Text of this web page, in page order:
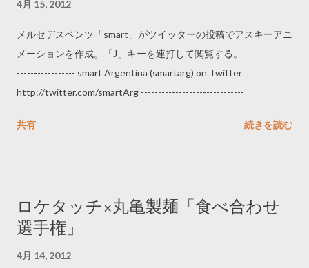
4月 15, 2012
メルセデスベンツ「smart」がツイッターの投稿でアスキーアニ
メーションを作成。「J」キーを連打して閲覧する。 -------------
----------------- smart Argentina (smartarg) on Twitter
http://twitter.com/smartArg ------------------------------
共有 続きを読む
ロケタッチ×丸亀製麺「食べ合わせ
選手権」
4月 14, 2012